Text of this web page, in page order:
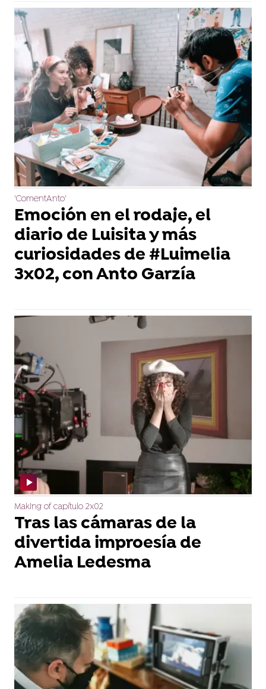
'ComentAnto'
Emoción en el rodaje, el
diario de Luisita y más
curiosidades de #Luimelia
3x02, con Anto Garzía
Making of capítulo 2x02
Tras las cámaras de la
divertida improesía de
Amelia Ledesma